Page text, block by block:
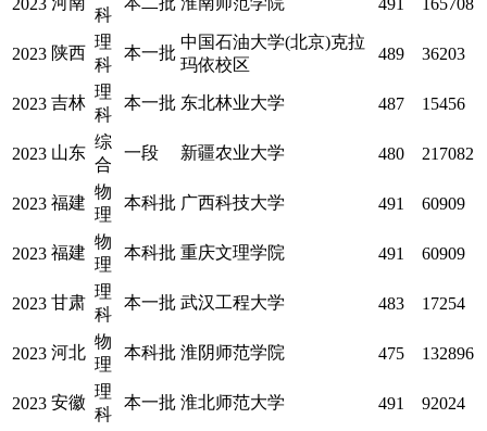
2023
科
491 165708
2023 陕西
理
科
本一批
中国石油大学(北京)克拉
玛依校区
489 36203
2023 吉林
理
科
本一批 东北林业大学 487 15456
2023 山东
综
合
一段 新疆农业大学 480 217082
2023 福建
物
理
本科批 广西科技大学 491 60909
2023 福建
物
理
本科批 重庆文理学院 491 60909
2023 甘肃
理
科
本一批 武汉工程大学 483 17254
2023 河北
物
理
本科批 淮阴师范学院 475 132896
2023 安徽
理
科
本一批 淮北师范大学 491 92024